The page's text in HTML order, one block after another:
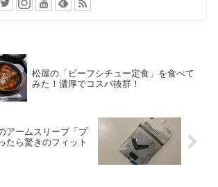
松屋の「ビーフシチュー定食」を食べて
みた！濃厚でコスパ抜群！
アームスリーブ「プ
たら驚きのフィット